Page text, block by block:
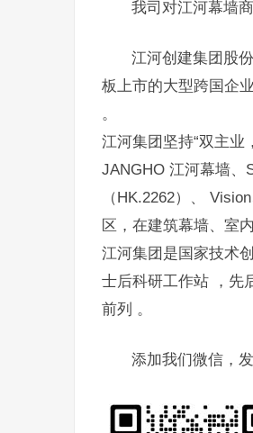
我司对江河幕墙
江河创建集团股
板上市的大型跨国企
。
江河集团坚持“双主业
JANGHO 江河幕墙、
（HK.2262）、
区，在建筑幕墙、室
江河集团是国家技术
士后科研工作站 ，先
前列 。
添加我们微信，